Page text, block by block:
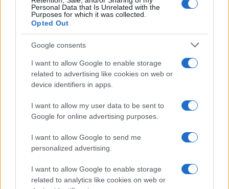
Personal Data that Is Unrelated with the
Purposes for which it was collected.
Opted Out
Google consents
I want to allow Google to enable storage
related to advertising like cookies on web or
device identifiers in apps.
I want to allow my user data to be sent to
Google for online advertising purposes.
I want to allow Google to send me
personalized advertising.
I want to allow Google to enable storage
related to analytics like cookies on web or
5) “Draghi e il suo governo hanno stanziato
milioni di fondi pubblici per gli editori, che
possono beneficiare di contributi statali
aggiuntivi”.
Il premier ha salvato le ‘pensioni d’oro’
negativo della Corte dei conti e senza nemmeno
un ricalcolo”.
#GIORNALI #MARIO DRAGHI #MEDIA